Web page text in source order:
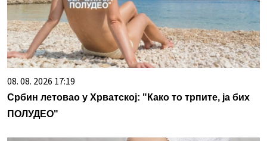
08. 08. 2026 17:19
Србин летовао у Хрватској: "Како то трпите, ја бих
ПОЛУДЕО"